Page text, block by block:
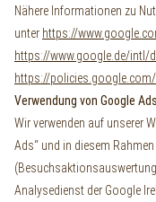
Nähere Informationen zu
unter https://
https://www.google.de/intl/
https://
Verwendung von Google
Wir verwenden auf unserer
Ads“ und in diesem
Analysedienst der Google